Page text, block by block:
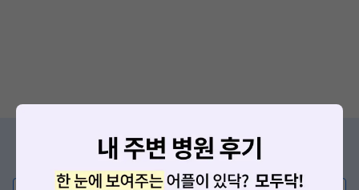
증상/치료, 궁금한 점이 있나요?
의사가 직접 답해드려요!